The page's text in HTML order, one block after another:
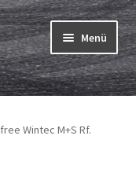
Menü
Wintec M+S Rf.